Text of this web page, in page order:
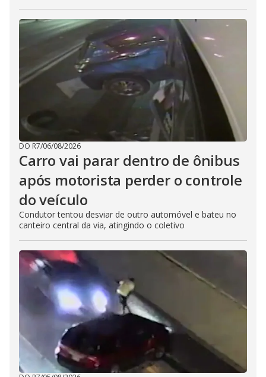
DO R7/06/08/2026
Carro vai parar dentro de ônibus
após motorista perder o controle
do veículo
Condutor tentou desviar de outro automóvel e bateu no
canteiro central da via, atingindo o coletivo